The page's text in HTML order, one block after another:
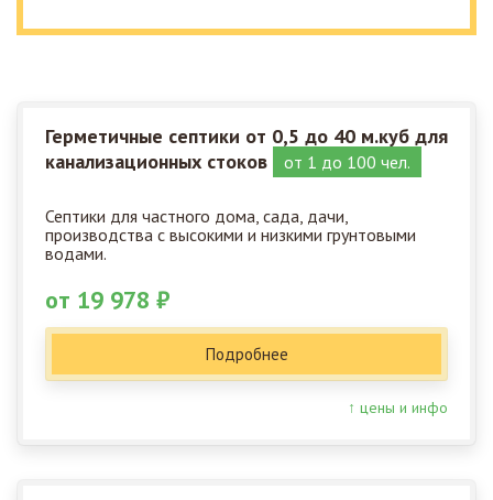
Герметичные септики от 0,5 до 40 м.куб для
канализационных стоков
от 1 до 100 чел.
Септики для частного дома, сада, дачи,
производства с высокими и низкими грунтовыми
водами.
от 19 978 ₽
Подробнее
↑ цены и инфо